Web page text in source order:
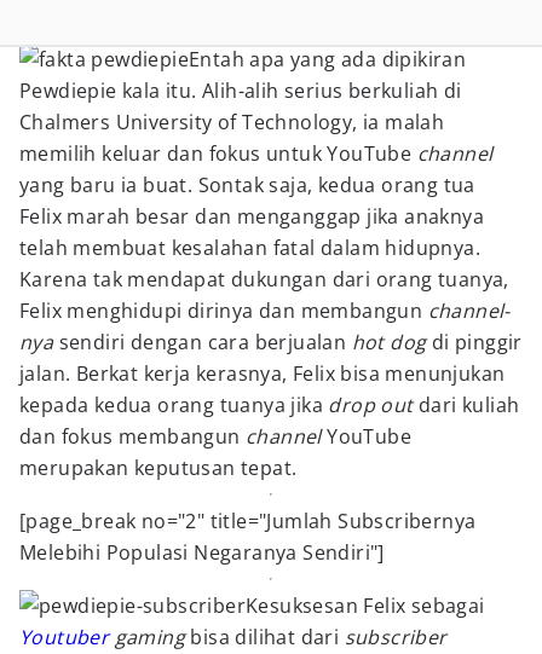
Entah apa yang ada dipikiran
Pewdiepie kala itu. Alih-alih serius berkuliah di
Chalmers University of Technology, ia malah
memilih keluar dan fokus untuk YouTube channel
yang baru ia buat. Sontak saja, kedua orang tua
Felix marah besar dan menganggap jika anaknya
telah membuat kesalahan fatal dalam hidupnya.
Karena tak mendapat dukungan dari orang tuanya,
Felix menghidupi dirinya dan membangun channel-
nyasendiri dengan cara berjualan hot dogdi pinggir
jalan. Berkat kerja kerasnya, Felix bisa menunjukan
kepada kedua orang tuanya jika drop outdari kuliah
dan fokus membangun channelYouTube
merupakan keputusan tepat.
[page_break no="2" title="Jumlah Subscribernya
Melebihi Populasi Negaranya Sendiri"]
Kesuksesan Felix sebagai
Youtubergamingbisa dilihat dari subscriber